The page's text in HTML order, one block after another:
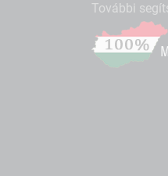
További